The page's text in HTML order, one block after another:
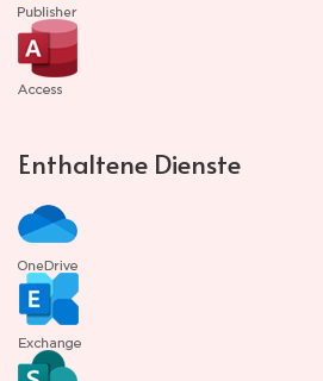
Enthaltene Dienste